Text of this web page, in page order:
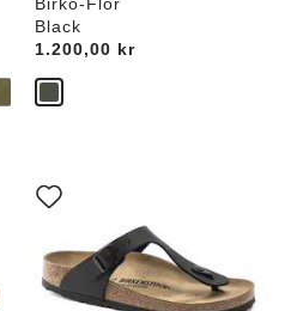
Black
Price:
1.200,00 kr
med
swatch-
vil
oppdatere
produktbildet